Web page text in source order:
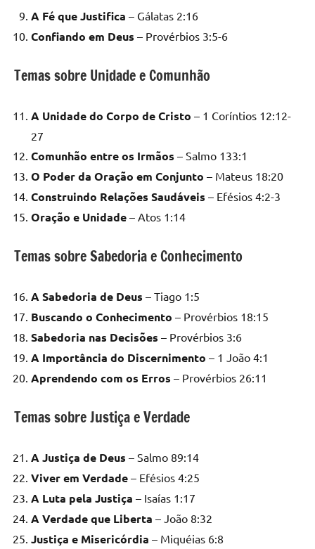
A Fé que Justifica – Gálatas 2:16
Confiando em Deus – Provérbios 3:5-6
Temas sobre Unidade e Comunhão
A Unidade do Corpo de Cristo – 1 Coríntios 12:12-
27
Comunhão entre os Irmãos – Salmo 133:1
O Poder da Oração em Conjunto – Mateus 18:20
Construindo Relações Saudáveis – Efésios 4:2-3
Oração e Unidade – Atos 1:14
Temas sobre Sabedoria e Conhecimento
A Sabedoria de Deus – Tiago 1:5
Buscando o Conhecimento – Provérbios 18:15
Sabedoria nas Decisões – Provérbios 3:6
A Importância do Discernimento – 1 João 4:1
Aprendendo com os Erros – Provérbios 26:11
Temas sobre Justiça e Verdade
A Justiça de Deus – Salmo 89:14
Viver em Verdade – Efésios 4:25
A Luta pela Justiça – Isaías 1:17
A Verdade que Liberta – João 8:32
Justiça e Misericórdia – Miquéias 6:8